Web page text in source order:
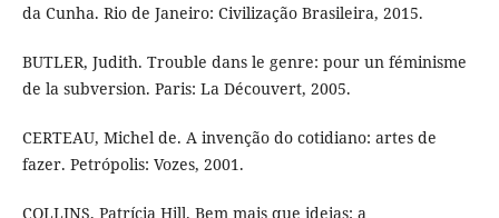
da Cunha. Rio de Janeiro: Civilização Brasileira, 2015.
BUTLER, Judith. Trouble dans le genre: pour un féminisme
de la subversion. Paris: La Découvert, 2005.
CERTEAU, Michel de. A invenção do cotidiano: artes de
fazer. Petrópolis: Vozes, 2001.
COLLINS, Patrícia Hill. Bem mais que ideias: a